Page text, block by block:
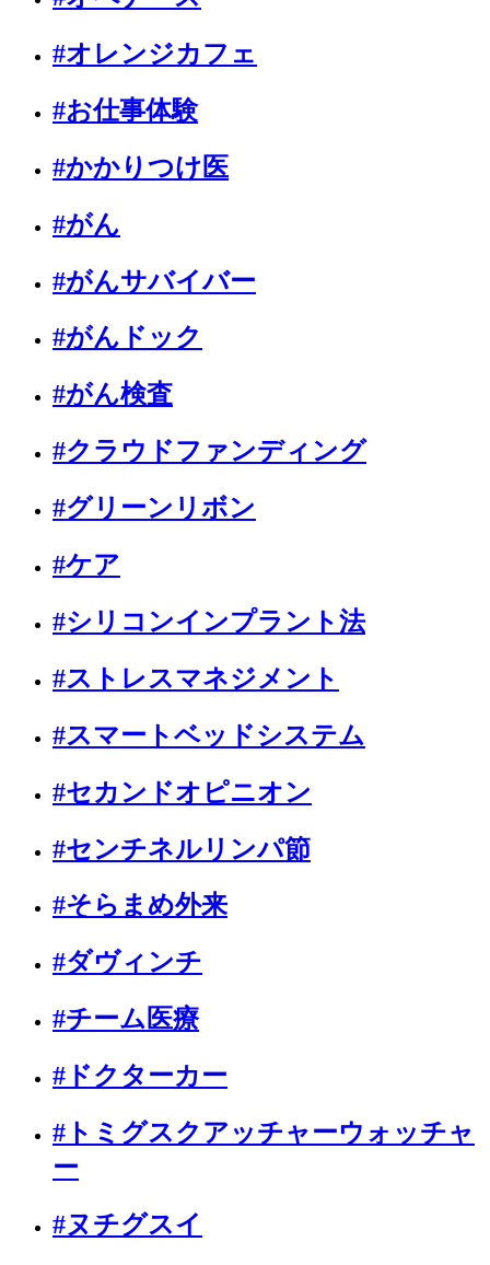
#オレンジカフェ
#お仕事体験
#かかりつけ医
#がん
#がんサバイバー
#がんドック
#がん検査
#クラウドファンディング
#グリーンリボン
#ケア
#シリコンインプラント法
#ストレスマネジメント
#スマートベッドシステム
#セカンドオピニオン
#センチネルリンパ節
#そらまめ外来
#ダヴィンチ
#チーム医療
#ドクターカー
#トミグスクアッチャーウォッチャ
ー
#ヌチグスイ